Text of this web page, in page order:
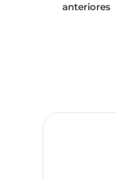
anteriores